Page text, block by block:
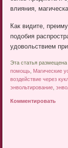
влияния,
Как видите,
подобия
удовольствием
Эта статья
помощь Магические
воздействие через
энвольтирование ,
Комментировать